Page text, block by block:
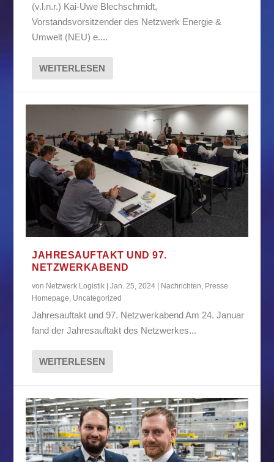
(v.l.n.r.) Kai-Uwe Blechschmidt,
Vorstandsvorsitzender des Netzwerk Energie &
Umwelt (NEU) e....
WEITERLESEN
JAHRESAUFTAKT UND 97.
NETZWERKABEND
von Netzwerk Logistik |Jan. 25, 2024 Nachrichten, Presse
Homepage, Uncategorized
Jahresauftakt und 97. Netzwerkabend Am 24. Januar
fand der Jahresauftakt des Netzwerkes...
WEITERLESEN